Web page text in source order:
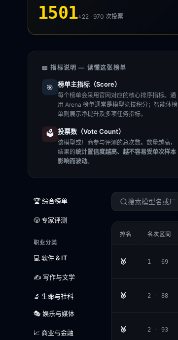
1501±22 · 970次投票
📖 指标说明 — 读懂这张榜单
🎯 榜单主指标（Score）
每个榜单会采用官网对应的核心排序指标。通
用 Arena 榜单通常是模型竞技积分；智能体榜
单则展示净提升及多项任务指标。
🗳️ 投票数（Vote Count）
该模型或厂商参与评测的总次数。数量越高，
结果的统计置信度越高、越不容易受单次样本
影响而波动。
🏆 综合榜单
😤 专家评测
职业分类
💻 软件 & IT
✍️ 写作与文学
🔬 生命与社科
🎭 娱乐与媒体
📈 商业与金融
排名 名次区间
🥇 1 - 69
🥈 2 - 88
🥉 2 - 93